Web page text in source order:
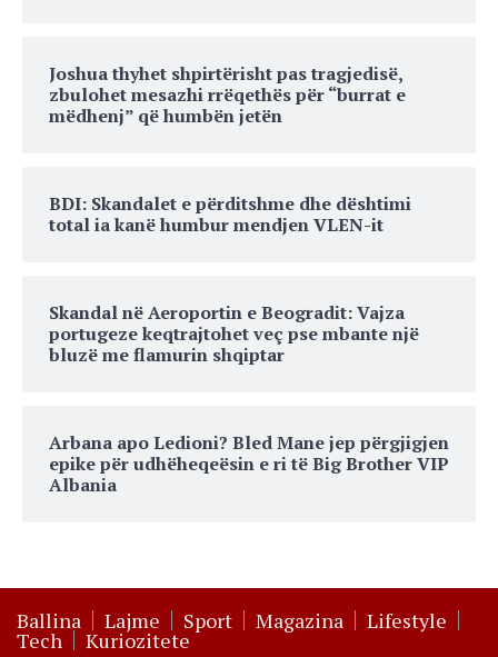
Joshua thyhet shpirtërisht pas tragjedisë,
zbulohet mesazhi rrëqethës për “burrat e
mëdhenj” që humbën jetën
BDI: Skandalet e përditshme dhe dështimi
total ia kanë humbur mendjen VLEN-it
Skandal në Aeroportin e Beogradit: Vajza
portugeze keqtrajtohet veç pse mbante një
bluzë me flamurin shqiptar
Arbana apo Ledioni? Bled Mane jep përgjigjen
epike për udhëheqeësin e ri të Big Brother VIP
Albania
Ballina Lajme Sport Magazina Lifestyle
Tech Kuriozitete